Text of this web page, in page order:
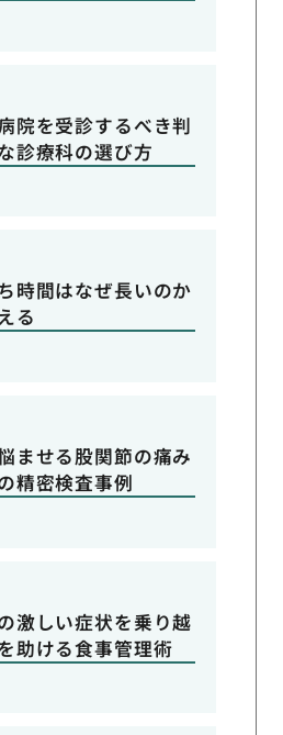
院を受診するべき判
診療科の選び方
時間はなぜ長いのか
る
ませる股関節の痛み
精密検査事例
激しい症状を乗り越
助ける食事管理術